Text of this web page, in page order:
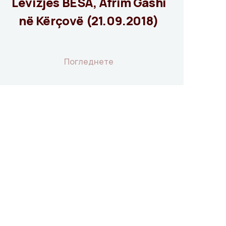
në Kërçovë (21.09.2018)
Погледнете